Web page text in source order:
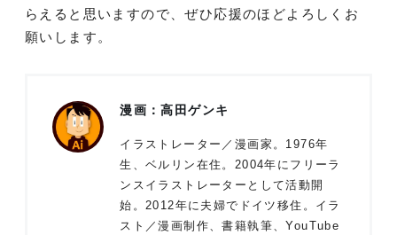
らえると思いますので、ぜひ応援のほどよろしくお
願いします。
漫画：高田ゲンキ
イラストレーター／漫画家。1976年
生、ベルリン在住。2004年にフリーラ
ンスイラストレーターとして活動開
始。2012年に夫婦でドイツ移住。イラ
スト／漫画制作、書籍執筆、YouTube